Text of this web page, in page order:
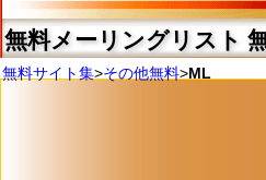
無料メーリングリスト
無料サイト集>その他無料>ML